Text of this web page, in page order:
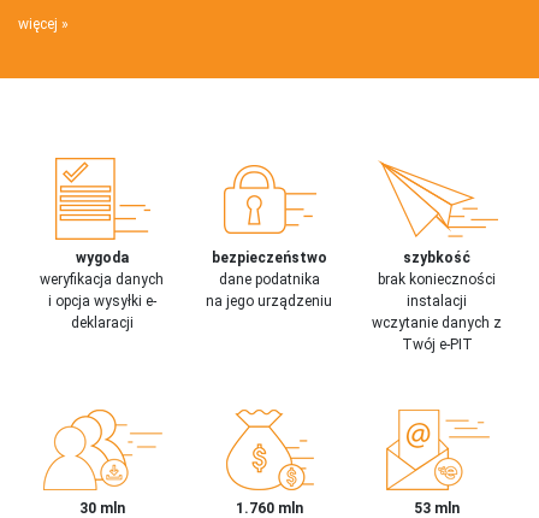
więcej
wygoda
weryfikacja danych
i opcja wysyłki e-
deklaracji
bezpieczeństwo
dane podatnika
na jego urządzeniu
szybkość
brak konieczności
instalacji
wczytanie danych z
Twój e-PIT
30 mln
1.760 mln
53 mln